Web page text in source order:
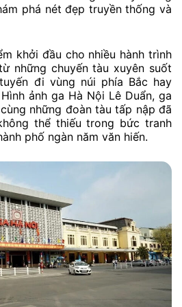
phá nét đẹp truyền thống và
khởi đầu cho nhiều hành trình
những chuyến tàu xuyên suốt
đi vùng núi phía Bắc hay
ảnh ga Hà Nội Lê Duẩn, ga
những đoàn tàu tấp nập đã
thể thiếu trong bức tranh
phố ngàn năm văn hiến.